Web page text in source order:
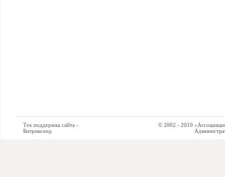
Тех.поддержка сайта -
Битриксоид
© 2002 - 2010 «Ассоциация